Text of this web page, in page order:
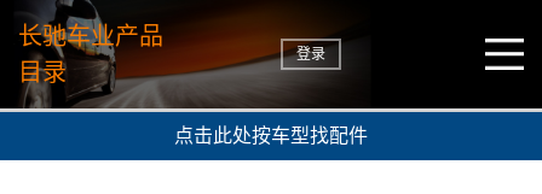
长驰车业产品
目录
登录
点击此处按车型找配件